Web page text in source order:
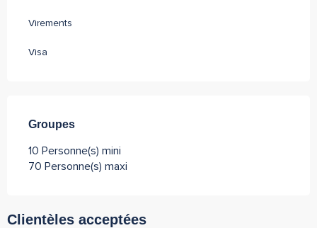
Virements
Visa
Groupes
Groupes
10 Personne(s) mini
70 Personne(s) maxi
Clientèles acceptées